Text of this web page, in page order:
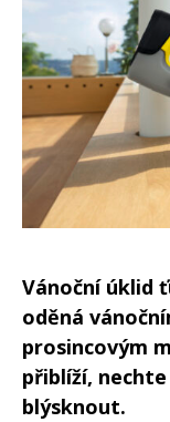
Vánoční úklid
oděná
prosincovým
přiblíží,
blýsknout.